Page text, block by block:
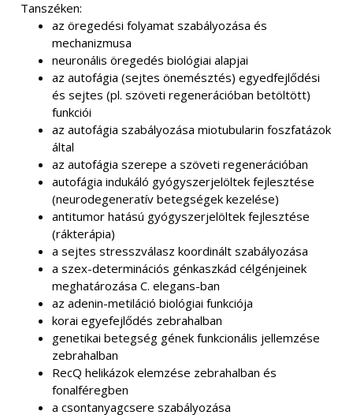
Tanszéken:
az öregedési folyamat szabályozása és
mechanizmusa
neuronális öregedés biológiai alapjai
az autofágia (sejtes önemésztés) egyedfejlődési
és sejtes (pl. szöveti regenerációban betöltött)
funkciói
az autofágia szabályozása miotubularin foszfatázok
által
az autofágia szerepe a szöveti regenerációban
autofágia indukáló gyógyszerjelöltek fejlesztése
(neurodegeneratív betegségek kezelése)
antitumor hatású gyógyszerjelöltek fejlesztése
(rákterápia)
a sejtes stresszválasz koordinált szabályozása
a szex-determinációs génkaszkád célgénjeinek
meghatározása C. elegans-ban
az adenin-metiláció biológiai funkciója
korai egyefejlődés zebrahalban
genetikai betegség gének funkcionális jellemzése
zebrahalban
RecQ helikázok elemzése zebrahalban és
fonalféregben
a csontanyagcsere szabályozása